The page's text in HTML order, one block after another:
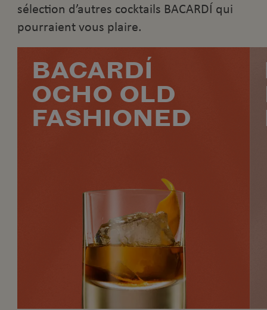
sélection d’autres cocktails BACARDÍ qui
pourraient vous plaire.
BACARDÍ
OCHO OLD
FASHIONED